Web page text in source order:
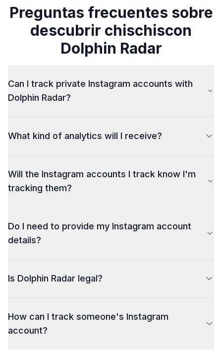
Preguntas frecuentes sobre
descubrir chischiscon
Dolphin Radar
Can I track private Instagram accounts with
Dolphin Radar?
What kind of analytics will I receive?
Will the Instagram accounts I track know I'm
tracking them?
Do I need to provide my Instagram account
details?
Is Dolphin Radar legal?
How can I track someone's Instagram
account?